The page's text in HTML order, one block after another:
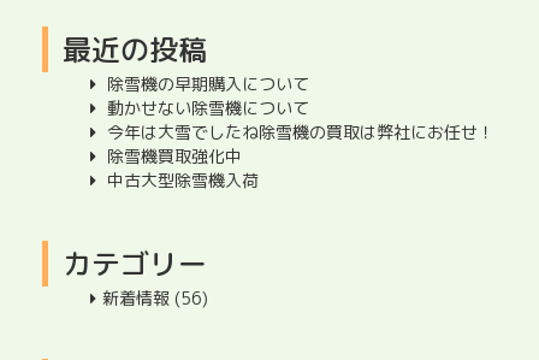
最近の投稿
除雪機の早期購入について
動かせない除雪機について
今年は大雪でしたね除雪機の買取は弊社にお任せ！
除雪機買取強化中
中古大型除雪機入荷
カテゴリー
新着情報 (56)